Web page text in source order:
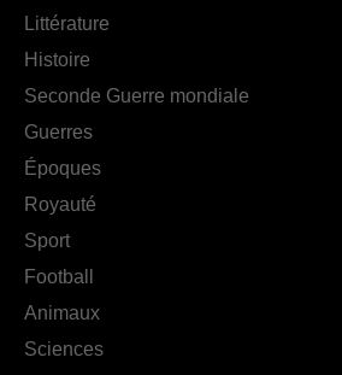
Littérature
Histoire
Seconde Guerre mondiale
Guerres
Époques
Royauté
Sport
Football
Animaux
Sciences